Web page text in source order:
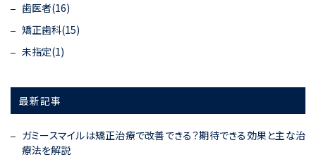
歯医者(16)
矯正歯科(15)
未指定(1)
最新記事
ガミースマイルは矯正治療で改善できる？期待できる効果と主な治
療法を解説